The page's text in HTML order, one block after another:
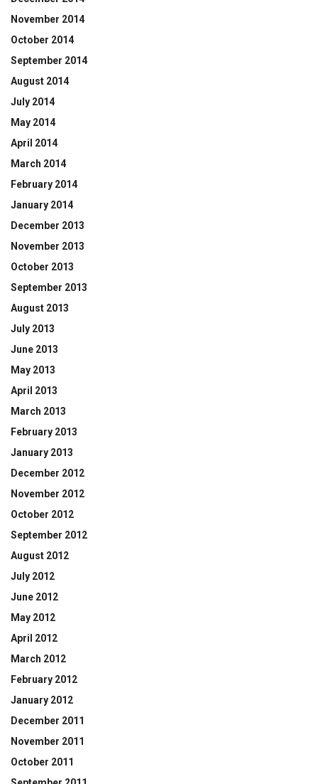
November 2014
October 2014
September 2014
August 2014
July 2014
May 2014
April 2014
March 2014
February 2014
January 2014
December 2013
November 2013
October 2013
September 2013
August 2013
July 2013
June 2013
May 2013
April 2013
March 2013
February 2013
January 2013
December 2012
November 2012
October 2012
September 2012
August 2012
July 2012
June 2012
May 2012
April 2012
March 2012
February 2012
January 2012
December 2011
November 2011
October 2011